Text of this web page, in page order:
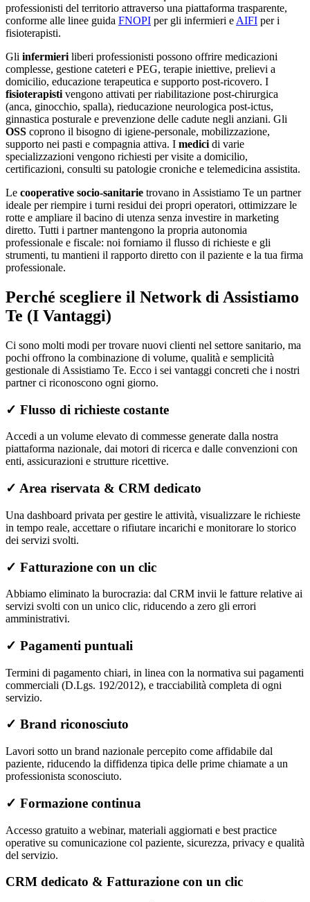
professionisti del territorio attraverso una piattaforma trasparente,
conforme alle linee guida FNOPI per gli infermieri e AIFI per i
fisioterapisti.
Gli infermieri liberi professionisti possono offrire medicazioni
complesse, gestione cateteri e PEG, terapie iniettive, prelievi a
domicilio, educazione terapeutica e supporto post-ricovero. I
fisioterapisti vengono attivati per riabilitazione post-chirurgica
(anca, ginocchio, spalla), rieducazione neurologica post-ictus,
ginnastica posturale e prevenzione delle cadute negli anziani. Gli
OSS coprono il bisogno di igiene-personale, mobilizzazione,
supporto nei pasti e compagnia attiva. I medici di varie
specializzazioni vengono richiesti per visite a domicilio,
certificazioni, consulti su patologie croniche e telemedicina assistita.
Le cooperative socio-sanitarie trovano in Assistiamo Te un partner
ideale per riempire i turni residui dei propri operatori, ottimizzare le
rotte e ampliare il bacino di utenza senza investire in marketing
diretto. Tutti i partner mantengono la propria autonomia
professionale e fiscale: noi forniamo il flusso di richieste e gli
strumenti, tu mantieni il rapporto diretto con il paziente e la tua firma
professionale.
Perché scegliere il Network di Assistiamo
Te (I Vantaggi)
Ci sono molti modi per trovare nuovi clienti nel settore sanitario, ma
pochi offrono la combinazione di volume, qualità e semplicità
gestionale di Assistiamo Te. Ecco i sei vantaggi concreti che i nostri
partner ci riconoscono ogni giorno.
✓ Flusso di richieste costante
Accedi a un volume elevato di commesse generate dalla nostra
piattaforma nazionale, dai motori di ricerca e dalle convenzioni con
enti, assicurazioni e strutture ricettive.
✓ Area riservata & CRM dedicato
Una dashboard privata per gestire le attività, visualizzare le richieste
in tempo reale, accettare o rifiutare incarichi e monitorare lo storico
dei servizi svolti.
✓ Fatturazione con un clic
Abbiamo eliminato la burocrazia: dal CRM invii le fatture relative ai
servizi svolti con un unico clic, riducendo a zero gli errori
amministrativi.
✓ Pagamenti puntuali
Termini di pagamento chiari, in linea con la normativa sui pagamenti
commerciali (D.Lgs. 192/2012), e tracciabilità completa di ogni
servizio.
✓ Brand riconosciuto
Lavori sotto un brand nazionale percepito come affidabile dal
paziente, riducendo la diffidenza tipica delle prime chiamate a un
professionista sconosciuto.
✓ Formazione continua
Accesso gratuito a webinar, materiali aggiornati e best practice
operative su comunicazione col paziente, sicurezza, privacy e qualità
del servizio.
CRM dedicato & Fatturazione con un clic